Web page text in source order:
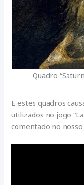
Quadro
E estes quadros
utilizados no jogo
comentado no nosso